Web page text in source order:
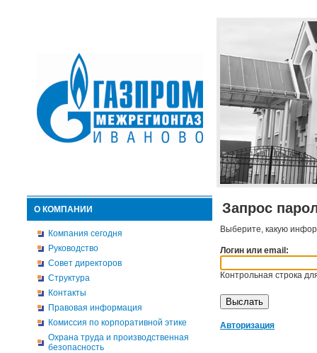
О КОМПАНИИ
Компания сегодня
Руководство
Совет директоров
Структура
Контакты
Правовая информация
Комиссия по корпоративной этике
Охрана труда и производственная
безопасность
Запрос
Выберите, какую
Логин или email:
Контрольная строка
Авторизация